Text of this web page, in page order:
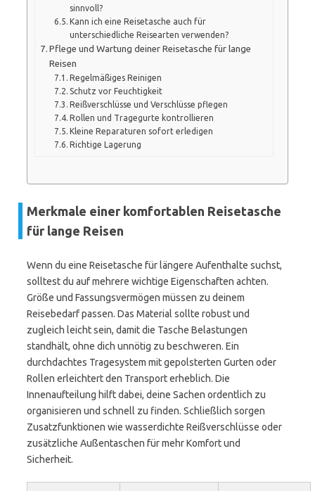
sinnvoll?
Kann ich eine Reisetasche auch für
unterschiedliche Reisearten verwenden?
Pflege und Wartung deiner Reisetasche für lange
Reisen
Regelmäßiges Reinigen
Schutz vor Feuchtigkeit
Reißverschlüsse und Verschlüsse pflegen
Rollen und Tragegurte kontrollieren
Kleine Reparaturen sofort erledigen
Richtige Lagerung
Merkmale einer komfortablen Reisetasche
für lange Reisen
Wenn du eine Reisetasche für längere Aufenthalte suchst,
solltest du auf mehrere wichtige Eigenschaften achten.
Größe und Fassungsvermögen müssen zu deinem
Reisebedarf passen. Das Material sollte robust und
zugleich leicht sein, damit die Tasche Belastungen
standhält, ohne dich unnötig zu beschweren. Ein
durchdachtes Tragesystem mit gepolsterten Gurten oder
Rollen erleichtert den Transport erheblich. Die
Innenaufteilung hilft dabei, deine Sachen ordentlich zu
organisieren und schnell zu finden. Schließlich sorgen
Zusatzfunktionen wie wasserdichte Reißverschlüsse oder
zusätzliche Außentaschen für mehr Komfort und
Sicherheit.